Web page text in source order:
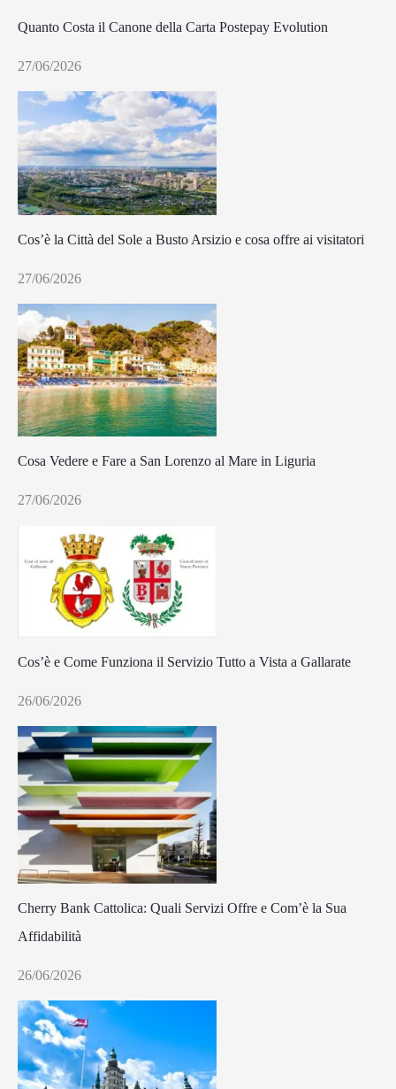
Quanto Costa il Canone della Carta Postepay Evolution
27/06/2026
Cos’è la Città del Sole a Busto Arsizio e cosa offre ai visitatori
27/06/2026
Cosa Vedere e Fare a San Lorenzo al Mare in Liguria
27/06/2026
Cos’è e Come Funziona il Servizio Tutto a Vista a Gallarate
26/06/2026
Cherry Bank Cattolica: Quali Servizi Offre e Com’è la Sua
Affidabilità
26/06/2026